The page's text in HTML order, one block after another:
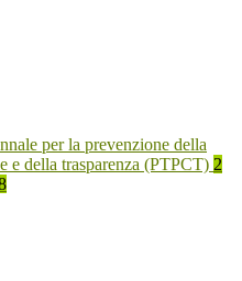
per la prevenzione della
e della trasparenza (PTPCT) 2